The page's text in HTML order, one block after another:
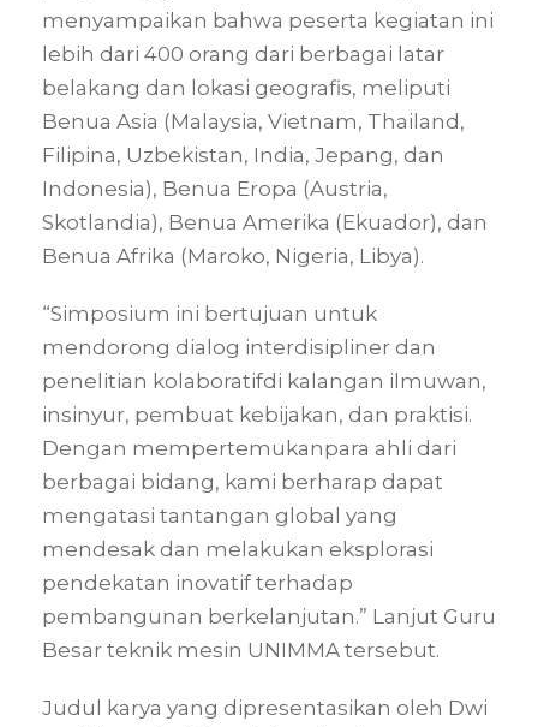
menyampaikan bahwa peserta kegiatan ini
lebih dari 400 orang dari berbagai latar
belakang dan lokasi geografis, meliputi
Benua Asia (Malaysia, Vietnam, Thailand,
Filipina, Uzbekistan, India, Jepang, dan
Indonesia), Benua Eropa (Austria,
Skotlandia), Benua Amerika (Ekuador), dan
Benua Afrika (Maroko, Nigeria, Libya).
“Simposium ini bertujuan untuk
mendorong dialog interdisipliner dan
penelitian kolaboratifdi kalangan ilmuwan,
insinyur, pembuat kebijakan, dan praktisi.
Dengan mempertemukanpara ahli dari
berbagai bidang, kami berharap dapat
mengatasi tantangan global yang
mendesak dan melakukan eksplorasi
pendekatan inovatif terhadap
pembangunan berkelanjutan.” Lanjut Guru
Besar teknik mesin UNIMMA tersebut.
Judul karya yang dipresentasikan oleh Dwi